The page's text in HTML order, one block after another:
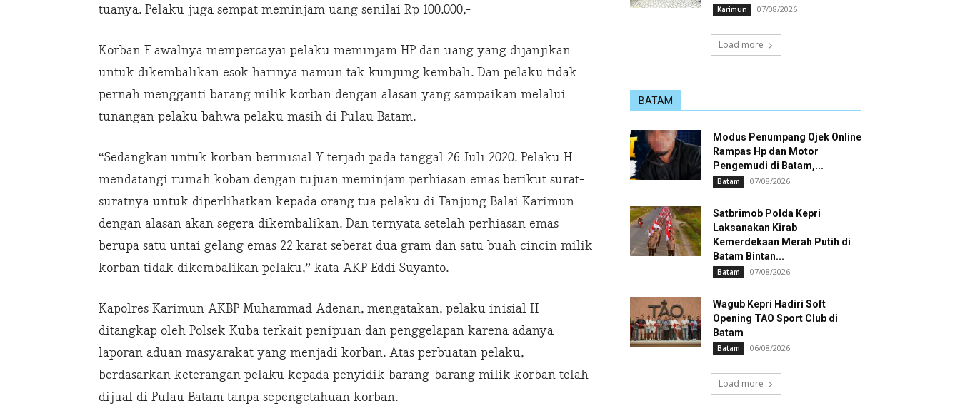
tuanya. Pelaku juga sempat meminjam uang senilai Rp 100.000,-
Korban F awalnya mempercayai pelaku meminjam HP dan uang yang dijanjikan
untuk dikembalikan esok harinya namun tak kunjung kembali. Dan pelaku tidak
pernah mengganti barang milik korban dengan alasan yang sampaikan melalui
tunangan pelaku bahwa pelaku masih di Pulau Batam.
“Sedangkan untuk korban berinisial Y terjadi pada tanggal 26 Juli 2020. Pelaku H
mendatangi rumah koban dengan tujuan meminjam perhiasan emas berikut surat-
suratnya untuk diperlihatkan kepada orang tua pelaku di Tanjung Balai Karimun
dengan alasan akan segera dikembalikan. Dan ternyata setelah perhiasan emas
berupa satu untai gelang emas 22 karat seberat dua gram dan satu buah cincin milik
korban tidak dikembalikan pelaku,” kata AKP Eddi Suyanto.
Kapolres Karimun AKBP Muhammad Adenan, mengatakan, pelaku inisial H
ditangkap oleh Polsek Kuba terkait penipuan dan penggelapan karena adanya
laporan aduan masyarakat yang menjadi korban. Atas perbuatan pelaku,
berdasarkan keterangan pelaku kepada penyidik barang-barang milik korban telah
dijual di Pulau Batam tanpa sepengetahuan korban.
Karimun 07/08/2026
Load more
BATAM
Modus Penumpang Ojek Online
Rampas Hp dan Motor
Pengemudi di Batam,...
Batam 07/08/2026
Satbrimob Polda Kepri
Laksanakan Kirab
Kemerdekaan Merah Putih di
Batam Bintan...
Batam 07/08/2026
Wagub Kepri Hadiri Soft
Opening TAO Sport Club di
Batam
Batam 06/08/2026
Load more